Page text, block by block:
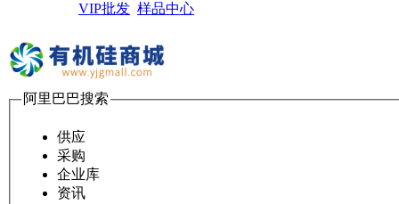
VIP批发 样品中心
阿里巴巴搜索
供应
采购
企业库
资讯